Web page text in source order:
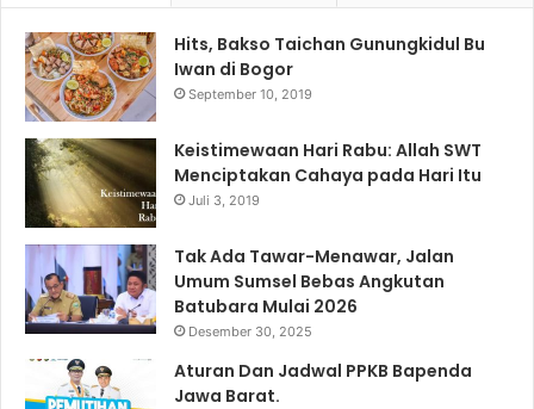
Hits, Bakso Taichan Gunungkidul Bu
Iwan di Bogor
September 10, 2019
Keistimewaan Hari Rabu: Allah SWT
Menciptakan Cahaya pada Hari Itu
Juli 3, 2019
Tak Ada Tawar-Menawar, Jalan
Umum Sumsel Bebas Angkutan
Batubara Mulai 2026
Desember 30, 2025
Aturan Dan Jadwal PPKB Bapenda
Jawa Barat.